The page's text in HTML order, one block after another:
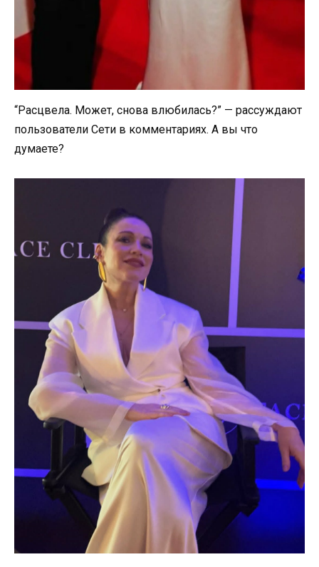
“Расцвела. Может, снова влюбилась?” — рассуждают
пользователи Сети в комментариях. А вы что
думаете?